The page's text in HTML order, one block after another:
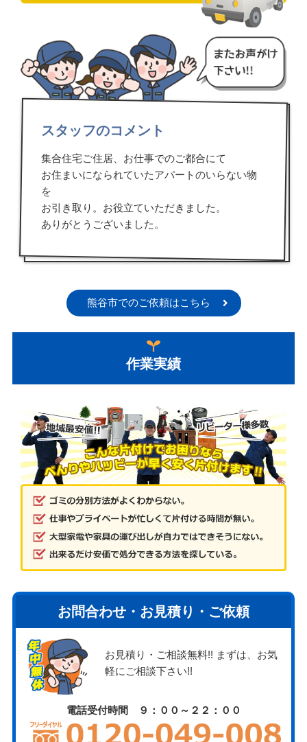
スタッフのコメント
集合住宅ご住居、お仕事でのご都合にて
お住まいになられていたアパートのいらない物
を
お引き取り。お役立ていただきました。
ありがとうございました。
熊谷市でのご依頼はこちら
作業実績
お問合わせ・お見積り・ご依頼
お見積り・ご相談無料!! まずは、お気
軽にご相談下さい!!
電話受付時間 ９：００～２２：００